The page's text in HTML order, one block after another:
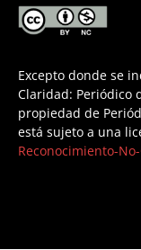
Excepto donde se
Claridad: Periódico
propiedad de
está sujeto a una
Reconocimiento-